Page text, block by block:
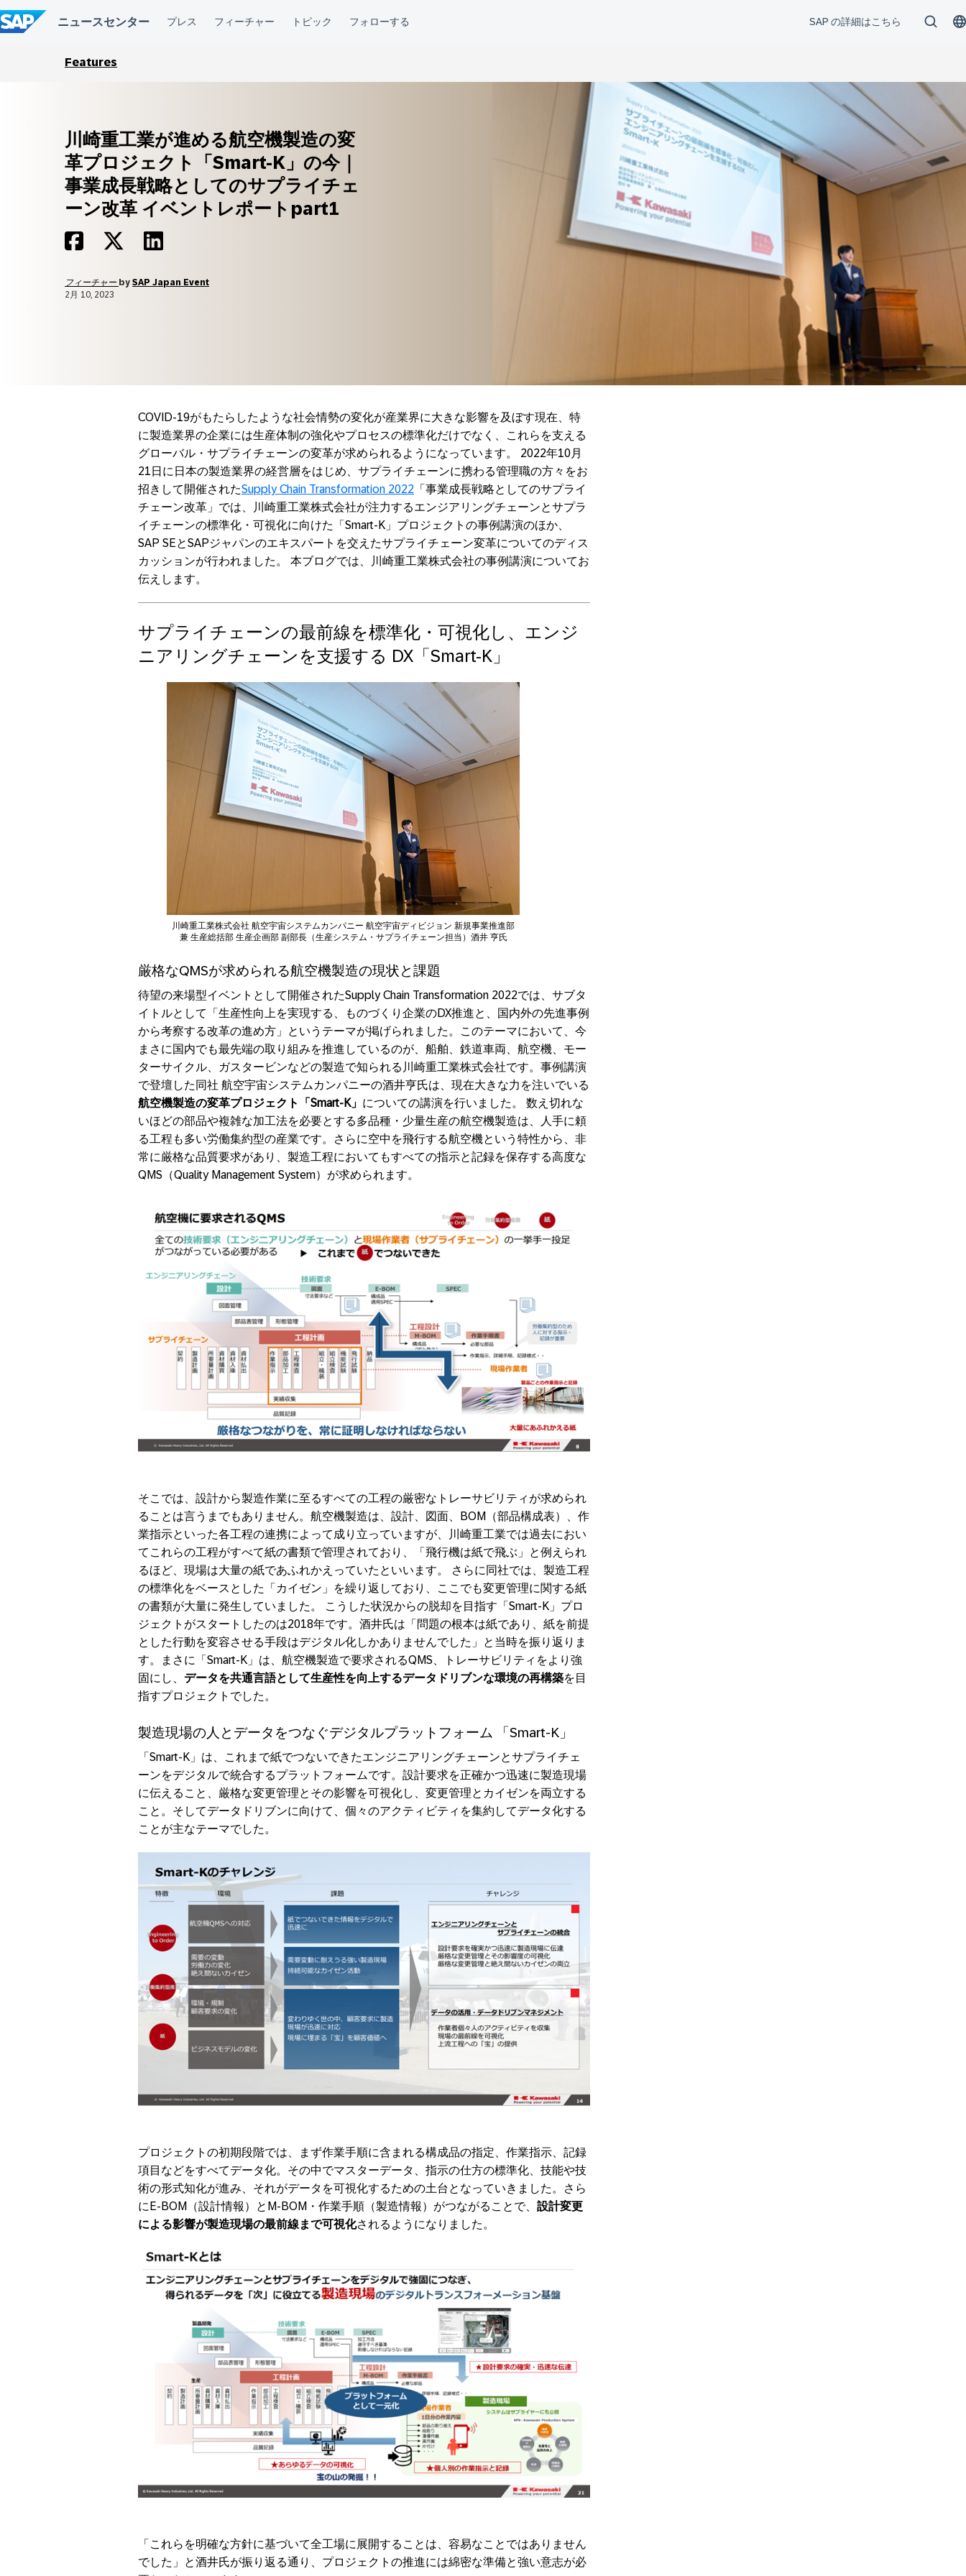
ン
テ
Features
川崎重工業が進める航空機製造の変
革プロジェクト「Smart-K」の今｜
事業成長戦略としてのサプライチェ
ーン改革 イベントレポートpart1
フィーチャー by SAP Japan Event
2月 10, 2023
COVID‑19がもたらしたような社会情勢の変化が産業界に大きな影響を及ぼす現在、特
に製造業界の企業には生産体制の強化やプロセスの標準化だけでなく、これらを支える
グローバル・サプライチェーンの変革が求められるようになっています。 2022年10月
21日に日本の製造業界の経営層をはじめ、サプライチェーンに携わる管理職の方々をお
招きして開催されたSupply Chain Transformation 2022 「事業成長戦略としてのサプライ
チェーン改革」では、川崎重工業株式会社が注力するエンジアリングチェーンとサプラ
イチェーンの標準化・可視化に向けた「Smart-K」プロジェクトの事例講演のほか、
SAP SEとSAPジャパンのエキスパートを交えたサプライチェーン変革についてのディス
カッションが行われました。 本ブログでは、川崎重工業株式会社の事例講演についてお
伝えします。
サプライチェーンの最前線を標準化・可視化し、エンジ
ニアリングチェーンを支援する DX「Smart-K」
川崎重工業株式会社 航空宇宙システムカンパニー 航空宇宙ディビジョン 新規事業推進部
兼 生産総括部 生産企画部 副部長（生産システム・サプライチェーン担当）酒井 亨氏
厳格なQMSが求められる航空機製造の現状と課題
待望の来場型イベントとして開催されたSupply Chain Transformation 2022では、サブタ
イトルとして「生産性向上を実現する、ものづくり企業のDX推進と、国内外の先進事例
から考察する改革の進め方」というテーマが掲げられました。このテーマにおいて、今
まさに国内でも最先端の取り組みを推進しているのが、船舶、鉄道車両、航空機、モー
ターサイクル、ガスタービンなどの製造で知られる川崎重工業株式会社です。事例講演
で登壇した同社 航空宇宙システムカンパニーの酒井亨氏は、現在大きな力を注いでいる
航空機製造の変革プロジェクト「Smart-K」 についての講演を行いました。 数え切れな
いほどの部品や複雑な加工法を必要とする多品種・少量生産の航空機製造は、人手に頼
る工程も多い労働集約型の産業です。さらに空中を飛行する航空機という特性から、非
常に厳格な品質要求があり、製造工程においてもすべての指示と記録を保存する高度な
QMS（Quality Management System）が求められます。
そこでは、設計から製造作業に至るすべての工程の厳密なトレーサビリティが求められ
ることは言うまでもありません。航空機製造は、設計、図面、BOM（部品構成表）、作
業指示といった各工程の連携によって成り立っていますが、川崎重工業では過去におい
てこれらの工程がすべて紙の書類で管理されており、「飛行機は紙で飛ぶ」と例えられ
るほど、現場は大量の紙であふれかえっていたといいます。 さらに同社では、製造工程
の標準化をベースとした「カイゼン」を繰り返しており、ここでも変更管理に関する紙
の書類が大量に発生していました。 こうした状況からの脱却を目指す「Smart-K」プロ
ジェクトがスタートしたのは2018年です。酒井氏は「問題の根本は紙であり、紙を前提
とした行動を変容させる手段はデジタル化しかありませんでした」と当時を振り返りま
す。まさに「Smart-K」は、航空機製造で要求されるQMS、トレーサビリティをより強
固にし、 データを共通言語として生産性を向上するデータドリブンな環境の再構築を目
指すプロジェクトでした。
製造現場の人とデータをつなぐデジタルプラットフォーム 「Smart-K」
「Smart-K」は、これまで紙でつないできたエンジニアリングチェーンとサプライチェ
ーンをデジタルで統合するプラットフォームです。設計要求を正確かつ迅速に製造現場
に伝えること、厳格な変更管理とその影響を可視化し、変更管理とカイゼンを両立する
こと。そしてデータドリブンに向けて、個々のアクティビティを集約してデータ化する
ことが主なテーマでした。
プロジェクトの初期段階では、まず作業手順に含まれる構成品の指定、作業指示、記録
項目などをすべてデータ化。その中でマスターデータ、指示の仕方の標準化、技能や技
術の形式知化が進み、それがデータを可視化するための土台となっていきました。さら
にE-BOM（設計情報）とM-BOM・作業手順（製造情報）がつながることで、 設計変更
による影響が製造現場の最前線まで可視化されるようになりました。
「これらを明確な方針に基づいて全工場に展開することは、容易なことではありません
でした」と酒井氏が振り返る通り、プロジェクトの推進には綿密な準備と強い意志が必